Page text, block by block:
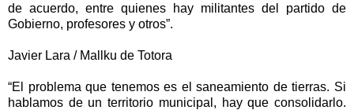
de acuerdo, entre quienes hay militantes del partido de
Gobierno, profesores y otros”.
Javier Lara / Mallku de Totora
“El problema que tenemos es el saneamiento de tierras. Si
hablamos de un territorio municipal, hay que consolidarlo.